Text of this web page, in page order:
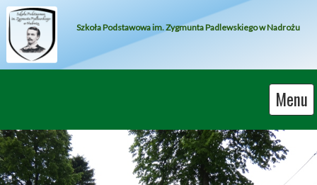
Szkoła Podstawowa im. Zygmunta Padlewskiego w Nadrożu
Menu